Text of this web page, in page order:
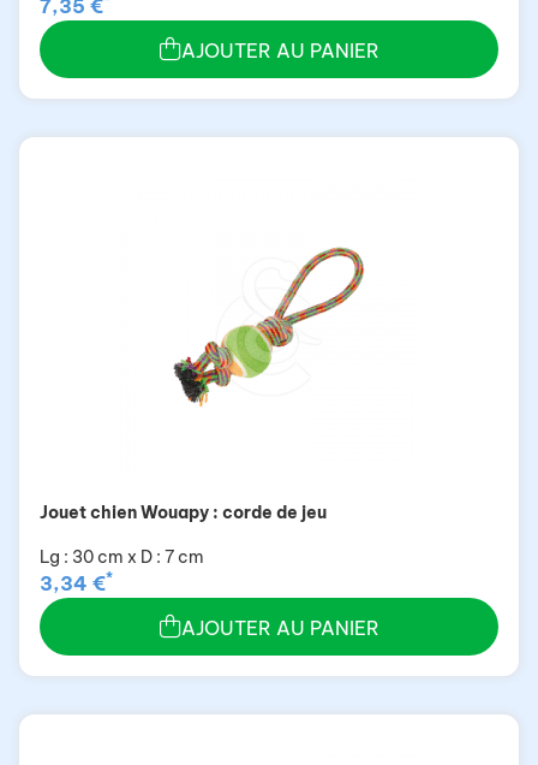
7,35 €
AJOUTER AU PANIER
Jouet chien Wouapy : corde de jeu
Lg : 30 cm x D : 7 cm
3,34 €*
AJOUTER AU PANIER